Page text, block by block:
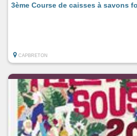
3ème Course de caisses à savons
CAPBRETON